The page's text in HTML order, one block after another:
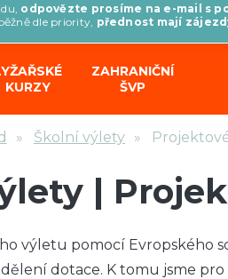
odpovězte prosíme na e-mail s
dle priority, přednost mají
KURZY
ZAHRANIČNÍ
ŠVP
Školní výlety
|
výletu pomocí Evropského
dotace. K tomu jsme